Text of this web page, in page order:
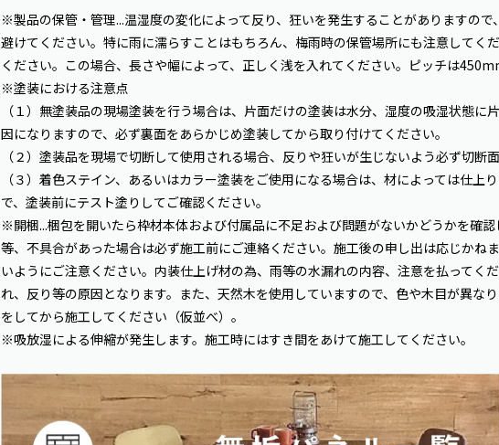
※製品の保管・管理...温湿度の変化によって反り、狂いを発生することがありますの
避けてください。特に雨に濡らすことはもちろん、梅雨時の保管場所にも注意してく
ください。この場合、長さや幅によって、正しく浅を入れてください。ピッチは
※塗装における注意点
（１）無塗装品の現場塗装を行う場合は、片面だけの塗装は水分、湿度の吸湿状態に
因になりますので、必ず裏面をあらかじめ塗装してから取り付けてください。
（２）塗装品を現場で切断して使用される場合、反りや狂いが生じないよう必ず切断
（３）着色ステイン、あるいはカラー塗装をご使用になる場合は、材によっては仕上
で、塗装前にテスト塗りしてご確認ください。
※開梱...梱包を開いたら枠材本体および付属品に不足および問題がないかどうかを確
等、不具合があった場合は必ず施工前にご連絡ください。施工後の申し出は応じかね
いようにご注意ください。内装仕上げ材の為、雨等の水漏れの内容、注意を払ってく
れ、反り等の原因となります。また、天然木を使用していますので、色や木目が異な
をしてから施工してください（仮並べ）。
※吸放湿による伸縮が発生します。施工時にはすき間をあけて施工してください。